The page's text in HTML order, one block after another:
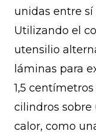
unidas entre
Utilizando el
utensilio
láminas para
1,5
cilindros sobre
calor, como